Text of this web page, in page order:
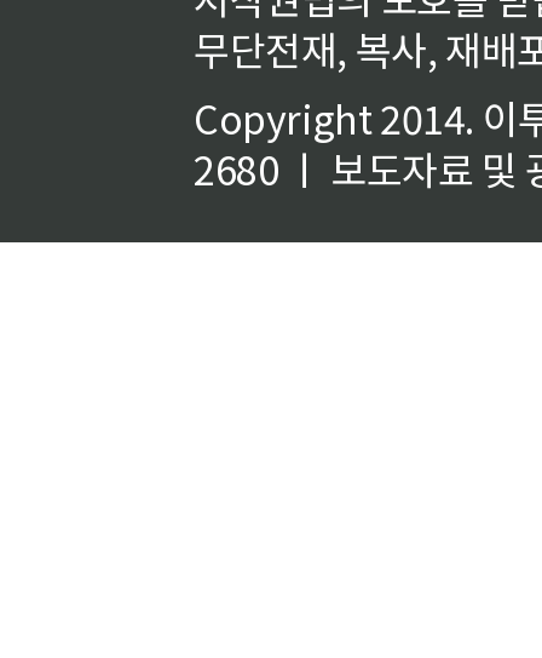
무단전재, 복사, 재배
Copyright 2014. 이
2680 ㅣ 보도자료